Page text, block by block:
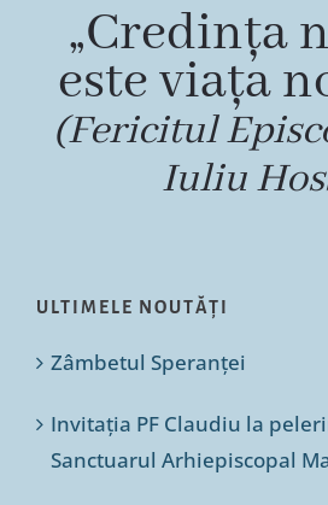
„Credința
este viața
(Fericitul
Iuliu
ULTIMELE NOUTĂȚI
Zâmbetul Speranței
Invitația PF Claudiu la
Sanctuarul Arhiepiscopal